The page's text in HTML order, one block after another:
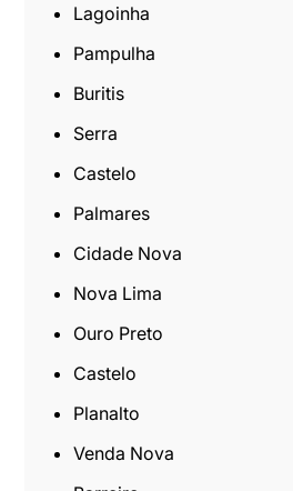
Lagoinha
Pampulha
Buritis
Serra
Castelo
Palmares
Cidade Nova
Nova Lima
Ouro Preto
Castelo
Planalto
Venda Nova